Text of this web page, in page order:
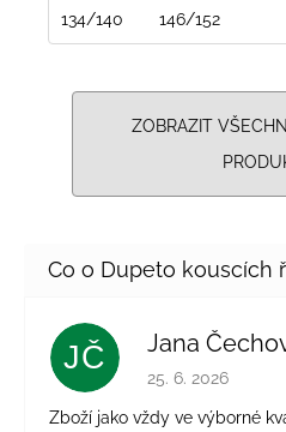
134/140 146/152
ZOBRAZIT
JČ Jana
Hodnocení
25. 6. 2026
Zboží jako vždy ve výborné